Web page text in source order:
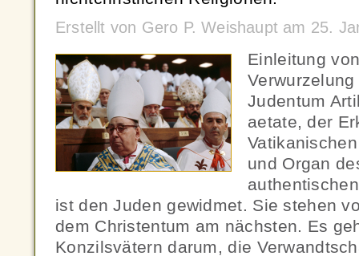
Erstellt von Gero P. Weishaupt am 25.
Einleitung
Judentum
aetate, der
und Organ
ist den Juden gewidmet. Sie stehen
dem Christentum am nächsten. Es
Konzilsvätern darum, die